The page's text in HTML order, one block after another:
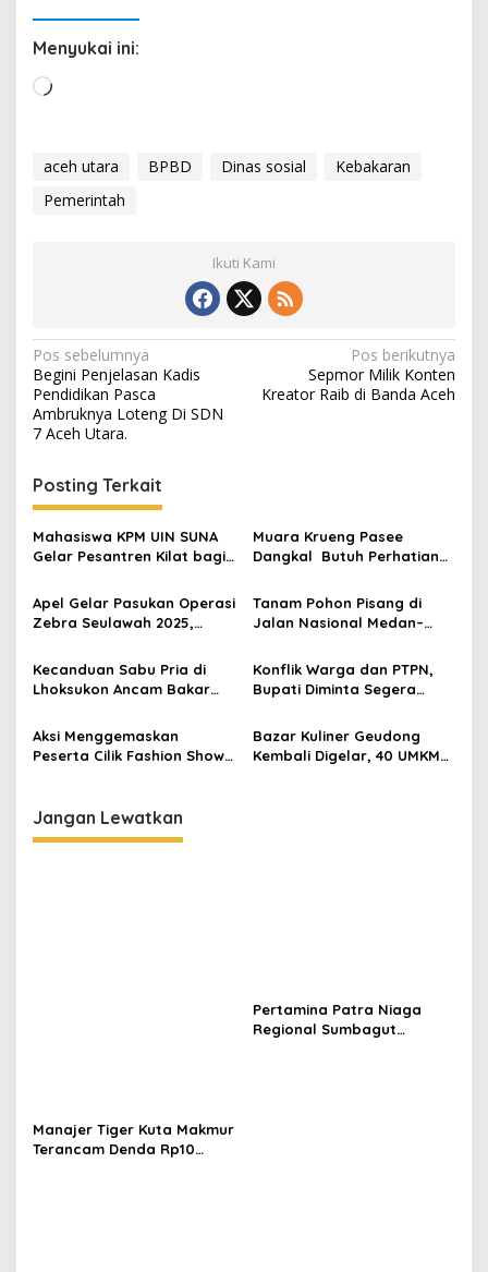
Menyukai ini:
u
t
aceh utara BPBD Dinas sosial
Kebakaran
Pemerintah
Ikuti Kami
N
a
v
i
g
a
s
i
p
o
s
Pos sebelumnya
Begini Penjelasan Kadis
Pendidikan Pasca
Ambruknya Loteng Di SDN
7 Aceh Utara.
Pos berikutnya
Sepmor Milik Konten
Kreator Raib di Banda Aceh
Posting Terkait
Mahasiswa KPM UIN SUNA
Gelar Pesantren Kilat bagi
Kereutou
Muara Krueng Pasee
Dangkal Butuh Perhatian
Apel Gelar Pasukan Operasi
Zebra Seulawah 2025,
Tanam Pohon Pisang di
Jalan Nasional Medan–
Berlubang Picu Kecelakaan
Kecanduan Sabu Pria di
Lhoksukon Ancam Bakar
Konflik Warga dan PTPN,
Bupati Diminta Segera
Aksi Menggemaskan
Peserta Cilik Fashion Show
Bazar Kuliner Geudong
Kembali Digelar, 40 UMKM
Jangan Lewatkan
Manajer Tiger Kuta Makmur
Terancam Denda Rp10
Pertamina Patra Niaga
Regional Sumbagut